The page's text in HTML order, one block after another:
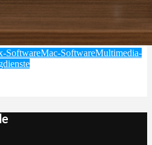
SoftwareMac-SoftwareMultimedia-